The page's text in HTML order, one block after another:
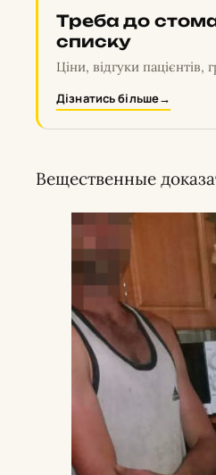
Треба до
списку
Ціни, відгуки пацієнтів,
Дізнатись більше→
Вещественные